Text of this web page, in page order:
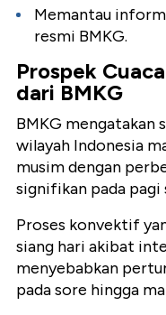
Memantau
resmi BMKG.
Prospek
dari BMKG
BMKG mengatakan
wilayah Indonesia
musim dengan
signifikan pada pagi
Proses konvektif
siang hari akibat
menyebabkan
pada sore hingga